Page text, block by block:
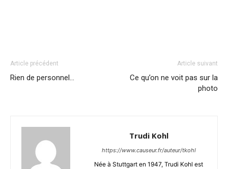
Article précédent
Rien de personnel…
Article suivant
Ce qu’on ne voit pas sur la
photo
Trudi Kohl
https://www.causeur.fr/auteur/tkohl
Née à Stuttgart en 1947, Trudi Kohl est